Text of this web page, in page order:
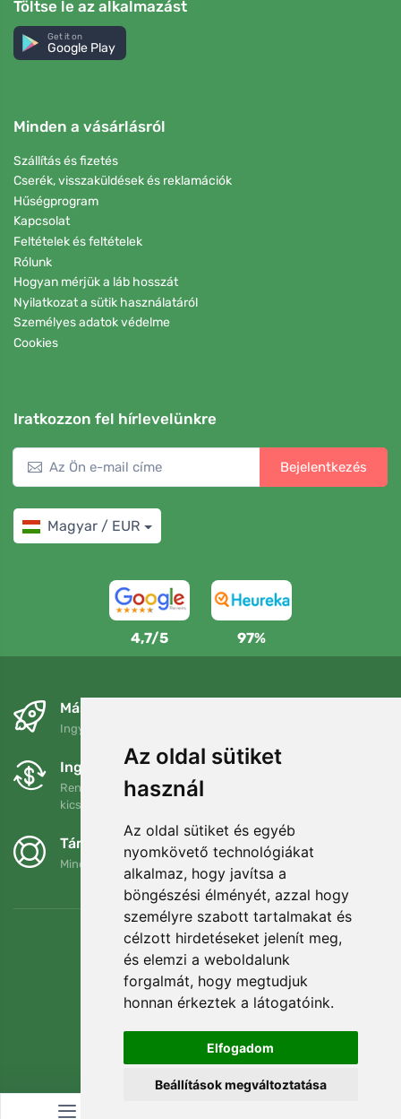
Az oldal sütiket
használ
Az oldal sütiket és egyéb
nyomkövető technológiákat
alkalmaz, hogy javítsa a
böngészési élményét, azzal hogy
személyre szabott tartalmakat és
célzott hirdetéseket jelenít meg,
és elemzi a weboldalunk
forgalmát, hogy megtudjuk
honnan érkeztek a látogatóink.
Elfogadom
Beállítások megváltoztatása
Töltse le az alkalmazást
Get it on
Google Play
Minden a vásárlásról
Szállítás és fizetés
Cserék, visszaküldések és reklamációk
Hűségprogram
Kapcsolat
Feltételek és feltételek
Rólunk
Hogyan mérjük a láb hosszát
Nyilatkozat a sütik használatáról
Személyes adatok védelme
Cookies
Iratkozzon fel hírlevelünkre
Bejelentkezés
Magyar / EUR
4,7/5 97%
Másnapra és ingyenesen
Ingyenes szállítás a következő összeg felett: 80 EUR
Ingyenes csere és visszaküldés
Rendelését 90 napon belül bármikor visszaküldheti vagy
kicserélheti.
Támogatjuk a Trees.org-ot
Minden megrendelésért ültetünk egy fát! Bővebben